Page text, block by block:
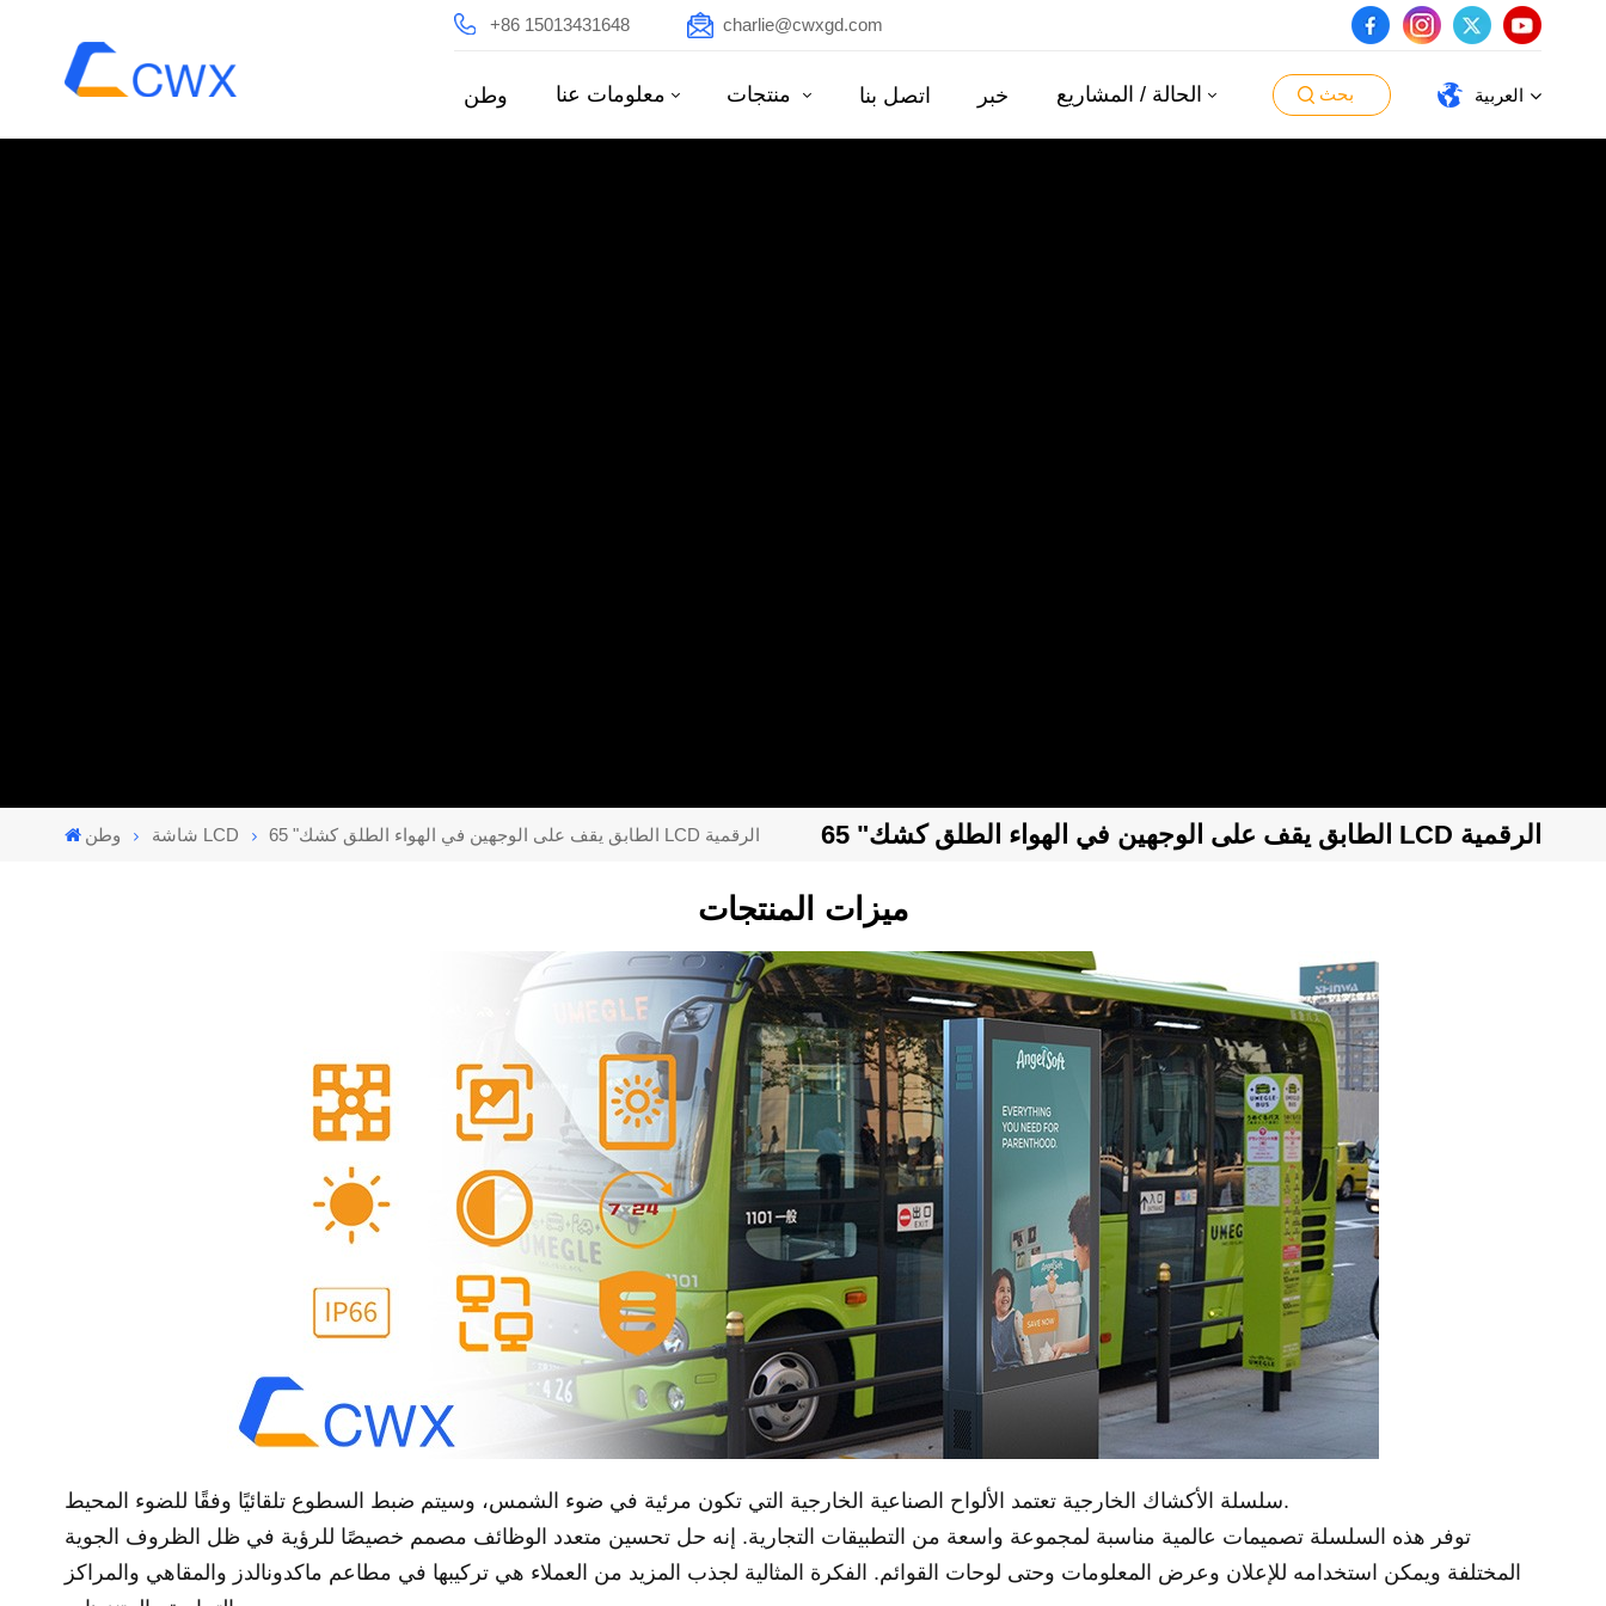
+86 15013431648 charlie@cwxgd.com
وطن معلومات عنا اتصل بنا خبر الحالة / المشاريع بحث العربية
وطن شاشة LCD 65 "الطابق يقف على الوجهين في الهواء الطلق كشك LCD الرقمية 65 "الطابق يقف على الوجهين في الهواء الطلق كشك LCD الرقمية
ميزات المنتجات
سلسلة الأكشاك الخارجية تعتمد الألواح الصناعية الخارجية التي تكون مرئية في ضوء الشمس، وسيتم ضبط السطوع تلقائيًا وفقًا للضوء المحيط.
توفر هذه السلسلة تصميمات عالمية مناسبة لمجموعة واسعة من التطبيقات التجارية. إنه حل تحسين متعدد الوظائف مصمم خصيصًا للرؤية في ظل الظروف الجوية
المختلفة ويمكن استخدامه للإعلان وعرض المعلومات وحتى لوحات القوائم. الفكرة المثالية لجذب المزيد من العملاء هي تركيبها في مطاعم ماكدونالدز والمقاهي والمراكز